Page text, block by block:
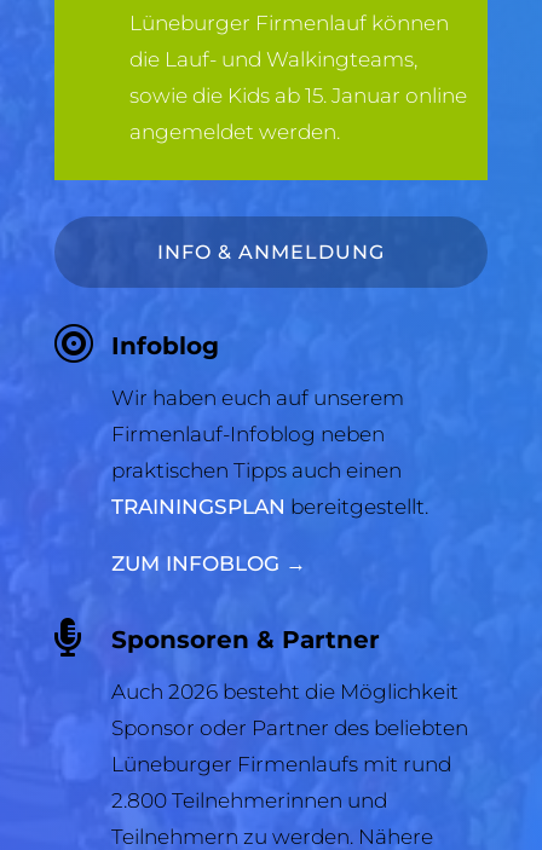
Lüneburger Firmenlauf können
die Lauf- und Walkingteams,
sowie die Kids ab 15. Januar online
angemeldet werden.
INFO & ANMELDUNG
 Infoblog
Wir haben euch auf unserem
Firmenlauf-Infoblog neben
praktischen Tipps auch einen
TRAININGSPLAN bereitgestellt.
ZUM INFOBLOG →
 Sponsoren & Partner
Auch 2026 besteht die Möglichkeit
Sponsor oder Partner des beliebten
Lüneburger Firmenlaufs mit rund
2.800 Teilnehmerinnen und
Teilnehmern zu werden. Nähere